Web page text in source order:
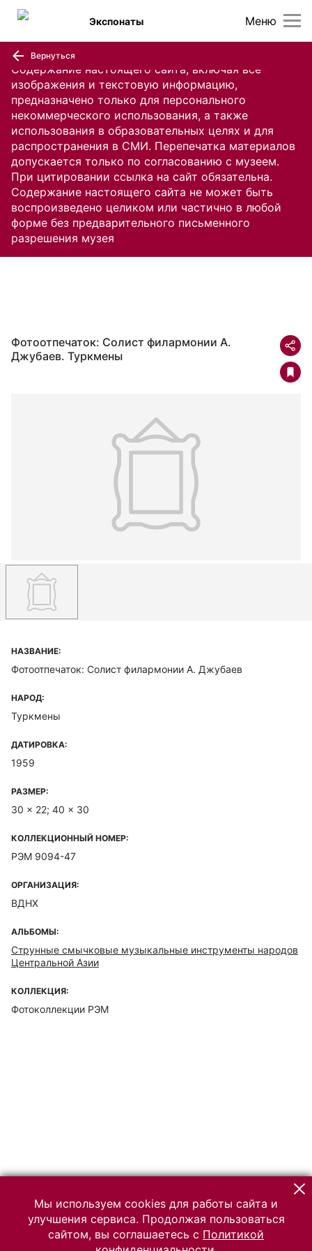
Содержание настоящего сайта, включая все
изображения и текстовую информацию,
предназначено только для персонального
некоммерческого использования, а также
использования в образовательных целях и для
распространения в СМИ. Перепечатка материалов
допускается только по согласованию с музеем.
При цитировании ссылка на сайт обязательна.
Содержание настоящего сайта не может быть
воспроизведено целиком или частично в любой
форме без предварительного письменного
разрешения музея
Меню
Экспонаты
Вернуться
Фотоотпечаток: Солист филармонии А.
Джубаев. Туркмены
НАЗВАНИЕ:
Фотоотпечаток: Солист филармонии А. Джубаев
НАРОД:
Туркмены
ДАТИРОВКА:
1959
РАЗМЕР:
30 x 22; 40 x 30
КОЛЛЕКЦИОННЫЙ НОМЕР:
РЭМ 9094-47
ОРГАНИЗАЦИЯ:
ВДНХ
АЛЬБОМЫ:
Струнные смычковые музыкальные инструменты народов
Центральной Азии
КОЛЛЕКЦИЯ:
Фотоколлекции РЭМ
Мы используем cookies для работы сайта и
улучшения сервиса. Продолжая пользоваться
сайтом, вы соглашаетесь с Политикой